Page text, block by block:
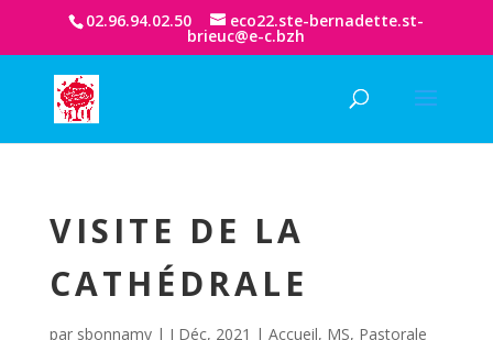
02.96.94.02.50 eco22.ste-bernadette.st-
brieuc@e-c.bzh
VISITE DE LA
CATHÉDRALE
par sbonnamy| J Déc, 2021 | Accueil, MS, Pastorale